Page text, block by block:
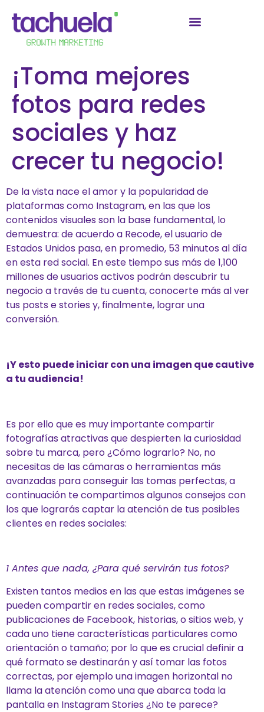
¡Toma mejores
fotos para redes
sociales y haz
crecer tu negocio!
De la vista nace el amor y la popularidad de
plataformas como Instagram, en las que los
contenidos visuales son la base fundamental, lo
demuestra: de acuerdo a Recode, el usuario de
Estados Unidos pasa, en promedio, 53 minutos al día
en esta red social. En este tiempo sus más de 1,100
millones de usuarios activos podrán descubrir tu
negocio a través de tu cuenta, conocerte más al ver
tus posts e stories y, finalmente, lograr una
conversión.
¡Y esto puede iniciar con una imagen que cautive
a tu audiencia!
Es por ello que es muy importante compartir
fotografías atractivas que despierten la curiosidad
sobre tu marca, pero ¿Cómo lograrlo? No, no
necesitas de las cámaras o herramientas más
avanzadas para conseguir las tomas perfectas, a
continuación te compartimos algunos consejos con
los que lograrás captar la atención de tus posibles
clientes en redes sociales:
1 Antes que nada, ¿Para qué servirán tus fotos?
Existen tantos medios en las que estas imágenes se
pueden compartir en redes sociales, como
publicaciones de Facebook, historias, o sitios web, y
cada uno tiene características particulares como
orientación o tamaño; por lo que es crucial definir a
qué formato se destinarán y así tomar las fotos
correctas, por ejemplo una imagen horizontal no
llama la atención como una que abarca toda la
pantalla en Instagram Stories ¿No te parece?